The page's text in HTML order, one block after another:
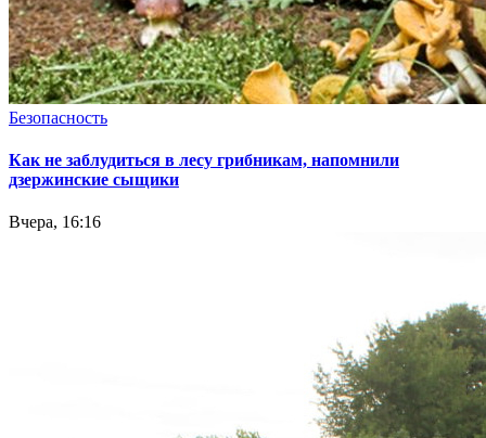
Безопасность
Как не заблудиться в лесу грибникам, напомнили
дзержинские сыщики
Вчера, 16:16